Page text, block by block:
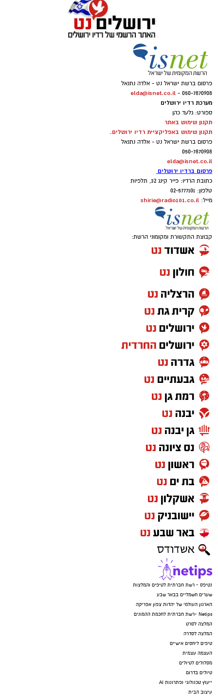
פרסום ברשת ישראל נט - אלדה נתנאל
050-7870908 -
elda@isnet.co.il
מערכת רדיו ירושלים
ספורט: גלעד כהן
תקנון שימוש באתר
תקנון שימוש באפליקציית רדיו ירושלים.
פרסום ברשת ישראל נט - אלדה נתנאל
050-7870908
elda@isnet.co.il
פרסום ברדיו ירושלים
כתובת הרדיו: פייר קינג 32, תלפיות
טלפון: 02-5777101
מייל: shirie@radio101.co.il
קבוצת התקשורת ומקומוני הרשת:
נטיפס - רשת חברתית לטיפים והמלצות
שערים חשמליים בבאר שבע
הארגון העולמי של יהדות צפון אפריקה
Netips -רשת חברתית לחכמת ההמונים
המלצה לסרט
המלצה לסדרה
טיפים ליחסים אישיים
העצמה עצמית
מסלולים לטיולים
טיולים בדרום
ייעוץ טכנולוגי ופתרונות AI
עיצוב הבית